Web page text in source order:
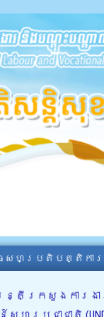
សហប្រតិបត្តិការ
សួងការងារ